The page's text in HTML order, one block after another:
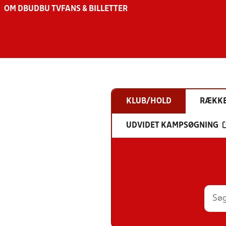
OM DBU DBU TV FANS & BILLETTER
KLUB/HOLD
UDVIDET KAMPSØGNING